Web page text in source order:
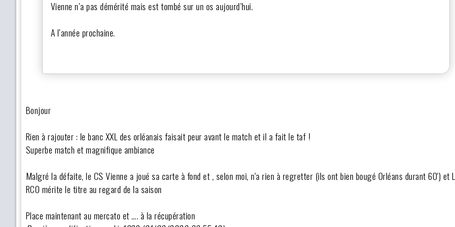
Vienne n’a pas démérité mais est tombé sur un os aujourd’hui.
A l’année prochaine.
Bonjour
Rien à rajouter : le banc XXL des orléanais faisait peur avant le match et il a fait le taf !
Superbe match et magnifique ambiance
Malgré la défaite, le CS Vienne a joué sa carte à fond et , selon moi, n'a rien à regretter (ils ont bien bougé Orléans durant 60') et
RCO mérite le titre au regard de la saison
Place maintenant au mercato et …. à la récupération